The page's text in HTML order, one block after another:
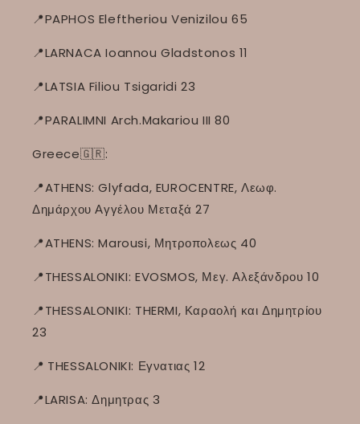
📍PAPHOS Eleftheriou Venizilou 65
📍LARNACA Ioannou Gladstonos 11
📍LATSIA Filiou Tsigaridi 23
📍PARALIMNI Arch.Makariou III 80
Greece🇬🇷:
📍ATHENS: Glyfada, EUROCENTRE, Λεωφ.
Δημάρχου Αγγέλου Μεταξά 27
📍ATHENS: Marousi, Μητροπολεως 40
📍THESSALONIKI: EVOSMOS, Μεγ. Αλεξάνδρου 10
📍THESSALONIKI: THERMI, Καραολή και Δημητρίου
23
📍 THESSALONIKI: Εγνατιας 12
📍LARISA: Δημητρας 3